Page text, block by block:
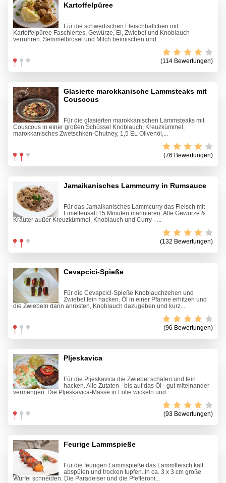
Kartoffelpüree
Für die schwedischen Fleischbällchen mit
Kartoffelpüree Faschiertes, Gewürze, Ei, Zwiebel und Knoblauch
verrühren. Semmelbrösel und Milch beimischen und...
(114 Bewertungen)
Glasierte marokkanische Lammsteaks mit
Couscous
Für die glasierten marokkanischen Lammsteaks mit
Couscous in einer großen Schüssel Knoblauch, Kreuzkümmel,
marokkanisches Zwetschken-Chutney, 1,5 EL Olivenöl,...
(76 Bewertungen)
Jamaikanisches Lammcurry in Rumsauce
Für das Jamaikanisches Lammcurry das Fleisch mit
Limettensaft 15 Minuten marinieren. Alle Gewürze &
Kräuter außer Kreuzkümmel, Knoblauch und Curry –...
(132 Bewertungen)
Cevapcici-Spieße
Für die Cevapcici-Spieße Knoblauchzehen und
Zwiebel fein hacken. Öl in einer Pfanne erhitzen und
die Zwiebeln darin anrösten, Knoblauch dazugeben und kurz...
(96 Bewertungen)
Pljeskavica
Für die Pljeskavica die Zwiebel schälen und fein
hacken. Alle Zutaten - bis auf das Öl - gut miteinander
vermengen. Die Pljeskavica-Masse in Folie wickeln und...
(93 Bewertungen)
Feurige Lammspieße
Für die feurigen Lammspieße das Lammfleisch kalt
abspülen und trocken tupfen. In ca. 3 x 3 cm große
Würfel schneiden. Die Paradeiser und die Pfefferoni...